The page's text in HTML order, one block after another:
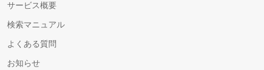
サービス概要
検索マニュアル
よくある質問
お知らせ